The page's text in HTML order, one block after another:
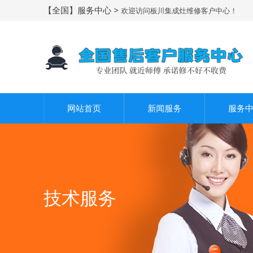
【全国】服务中心 > 欢迎访问板川集成灶维修客户中心！
网站首页 新闻服务 服务
技术服务